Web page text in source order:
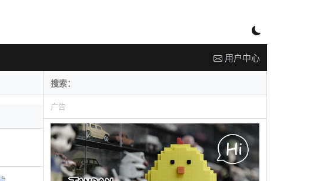
用户中心
广告